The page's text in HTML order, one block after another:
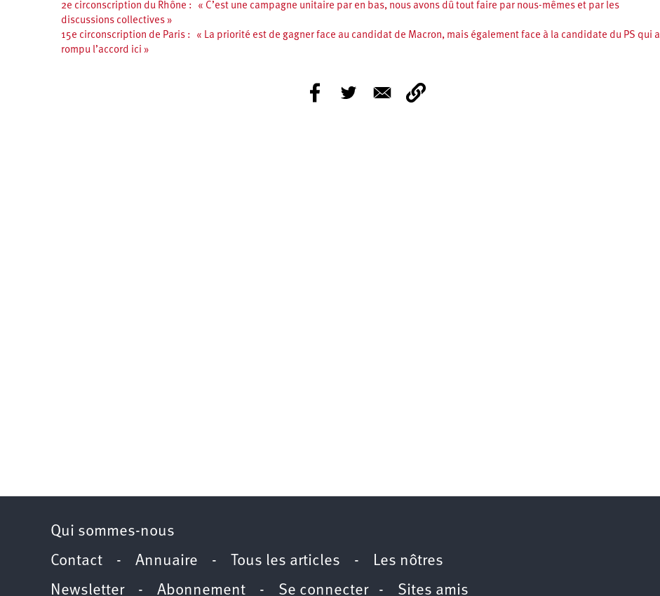
2e circonscription du Rhône : « C’est une campagne unitaire par en bas, nous avons dû tout faire par nous-mêmes et par les
discussions collectives »
15e circonscription de Paris : « La priorité est de gagner face au candidat de Macron, mais également face à la candidate du PS qui a
rompu l’accord ici »
Qui sommes-nous
Contact - Annuaire - Tous les articles - Les nôtres
Newsletter- Abonnement - Se connecter- Sites amis